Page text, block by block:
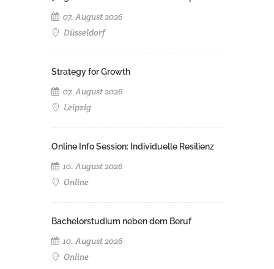
07. August 2026
Düsseldorf
Strategy for Growth
07. August 2026
Leipzig
Online Info Session: Individuelle Resilienz
10. August 2026
Online
Bachelorstudium neben dem Beruf
10. August 2026
Online